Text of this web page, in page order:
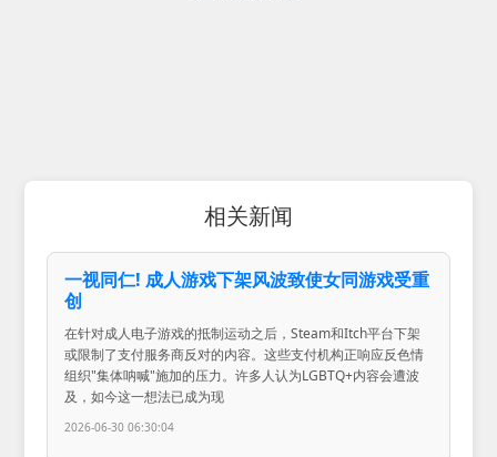
相关新闻
一视同仁! 成人游戏下架风波致使女同游戏受重
创
在针对成人电子游戏的抵制运动之后，Steam和Itch平台下架
或限制了支付服务商反对的内容。这些支付机构正响应反色情
组织"集体呐喊"施加的压力。许多人认为LGBTQ+内容会遭波
及，如今这一想法已成为现
2026-06-30 06:30:04